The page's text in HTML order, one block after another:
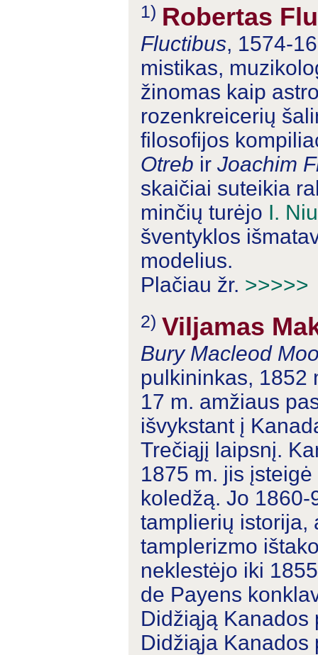
1) Robertas
Fluctibus, 1574-
mistikas,
žinomas kaip
rozenkreicerių
filosofijos
Otreb ir Joachim
skaičiai suteikia
minčių turėjo I.
šventyklos
modelius.
Plačiau žr. >>>>>
2) Viljamas
Bury Macleod
pulkininkas, 1852
17 m. amžiaus
išvykstant į
Trečiąjį laipsnį.
1875 m. jis
koledžą. Jo
tamplierių istorija,
tamplerizmo
neklestėjo iki
de Payens
Didžiąją Kanados
Didžiąja Kanados